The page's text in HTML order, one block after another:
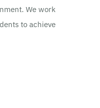
We work
to achieve